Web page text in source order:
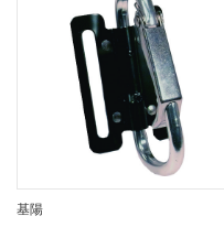
基陽